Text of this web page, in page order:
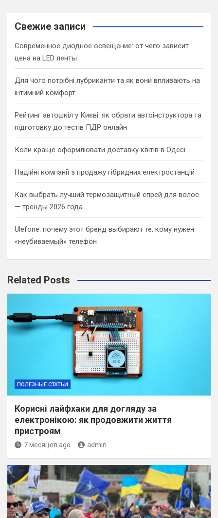
c
Свежие записи
Современное диодное освещение: от чего зависит
цена на LED ленты
Для чого потрібні лубриканти та як вони впливають на
інтимний комфорт
Рейтинг автошкіл у Києві: як обрати автоінструктора та
підготовку до тестів ПДР онлайн
Коли краще оформлювати доставку квітів в Одесі
Надійні компанії з продажу гібридних електростанцій
Как выбрать лучший термозащитный спрей для волос
— тренды 2026 года
Ulefone: почему этот бренд выбирают те, кому нужен
«неубиваемый» телефон
Related Posts
ПОЛЕЗНЫЕ СТАТЬИ
Корисні лайфхаки для догляду за
електронікою: як продовжити життя
пристроям
7 месяцев ago admin